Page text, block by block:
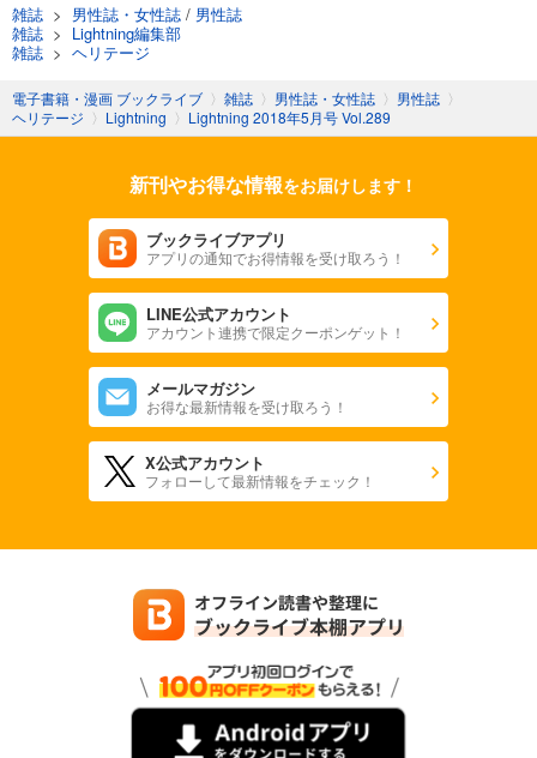
1,100円 (税込)
あらすじを表示する
1,100円 (税込)
あらすじを表示する
Lightning(ライトニング） 2024年2月号
1,100円 (税込)
あらすじを表示する
Lightning(ライトニング） 2024年1月号
あらすじを表示する
Lightning(ライトニング） 2023年12月号
1,100円 (税込)
雑誌 > 男性誌・女性誌 / 男性誌
雑誌 > Lightning編集部
雑誌 > ヘリテージ
電子書籍・漫画 ブックライブ 〉 雑誌 〉 男性誌・女性誌 〉 男性誌 〉
ヘリテージ 〉 Lightning 〉 Lightning 2018年5月号 Vol.289
新刊やお得な情報をお届けします！
ブックライブアプリ
アプリの通知でお得情報を受け取ろう！
LINE公式アカウント
アカウント連携で限定クーポンゲット！
メールマガジン
お得な最新情報を受け取ろう！
X公式アカウント
フォローして最新情報をチェック！